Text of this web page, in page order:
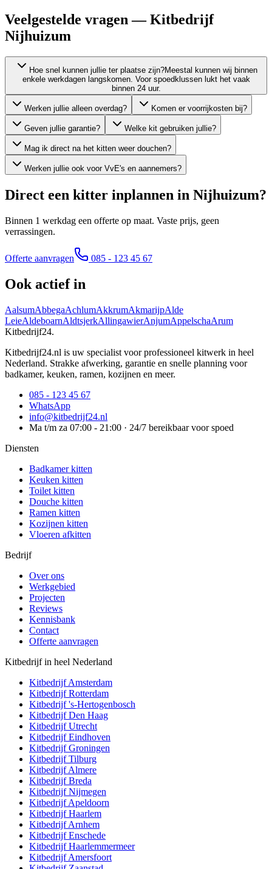
Veelgestelde vragen — Kitbedrijf
Nijhuizum
Hoe snel kunnen jullie ter plaatse zijn?Meestal kunnen wij binnen
enkele werkdagen langskomen. Voor spoedklussen lukt het vaak
binnen 24 uur.
Werken jullie alleen overdag? Komen er voorrijkosten bij?
Geven jullie garantie? Welke kit gebruiken jullie?
Mag ik direct na het kitten weer douchen?
Werken jullie ook voor VvE's en aannemers?
Direct een kitter inplannen in Nijhuizum?
Binnen 1 werkdag een offerte op maat. Vaste prijs, geen
verrassingen.
Offerte aanvragen 085 - 123 45 67
Ook actief in
AalsumAbbegaAchlumAkkrumAkmarijpAlde
LeieAldeboarnAldtsjerkAllingawierAnjumAppelschaArum
Kitbedrijf24.
Kitbedrijf24.nl is uw specialist voor professioneel kitwerk in heel
Nederland. Strakke afwerking, garantie en snelle planning voor
badkamer, keuken, ramen, kozijnen en meer.
085 - 123 45 67
WhatsApp
info@kitbedrijf24.nl
Ma t/m za 07:00 - 21:00 · 24/7 bereikbaar voor spoed
Diensten
Badkamer kitten
Keuken kitten
Toilet kitten
Douche kitten
Ramen kitten
Kozijnen kitten
Vloeren afkitten
Bedrijf
Over ons
Werkgebied
Projecten
Reviews
Kennisbank
Contact
Offerte aanvragen
Kitbedrijf in heel Nederland
KitbedrijfAmsterdam
KitbedrijfRotterdam
Kitbedrijf's-Hertogenbosch
KitbedrijfDen Haag
KitbedrijfUtrecht
KitbedrijfEindhoven
KitbedrijfGroningen
KitbedrijfTilburg
KitbedrijfAlmere
KitbedrijfBreda
KitbedrijfNijmegen
KitbedrijfApeldoorn
KitbedrijfHaarlem
KitbedrijfArnhem
KitbedrijfEnschede
KitbedrijfHaarlemmermeer
KitbedrijfAmersfoort